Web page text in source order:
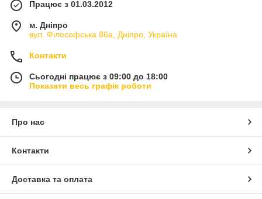
Працює з 01.03.2012
м. Дніпро
вул. Філософська 86а, Дніпро, Україна
Контакти
Сьогодні працює з 09:00 до 18:00
Показати весь графік роботи
Про нас
Контакти
Доставка та оплата